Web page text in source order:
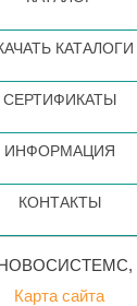
КАТАЛОГИ
СЕРТИФИКАТЫ
ИНФОРМАЦИЯ
КОНТАКТЫ
Карта сайта